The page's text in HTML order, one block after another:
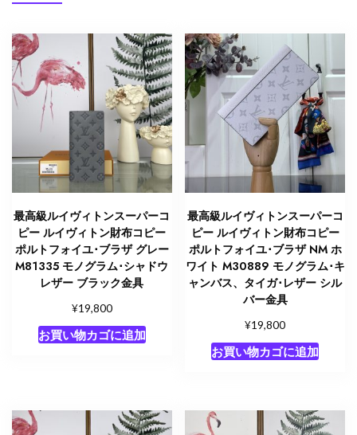
ド
金
具
個
最高級ルイヴィトンスーパーコ
ピー ルイヴィトン財布コピー
ポルトフォイユ･ブラザ グレー
M81335 モノグラム･シャドウ
レザー ブラック金具
¥19,800
お買い物カゴに追加
最高級ルイヴィトンスーパーコ
ピー ルイヴィトン財布コピー
ポルトフォイユ･ブラザ NM ホ
ワイト M30889 モノグラム･キ
ャンバス、タイガ･レザー シル
バー金具
¥19,800
お買い物カゴに追加